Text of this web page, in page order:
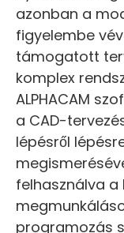
azonban a
figyelembe
támogatott
komplex
ALPHACAM
a CAD-
lépésről
felhasználva a
programozás